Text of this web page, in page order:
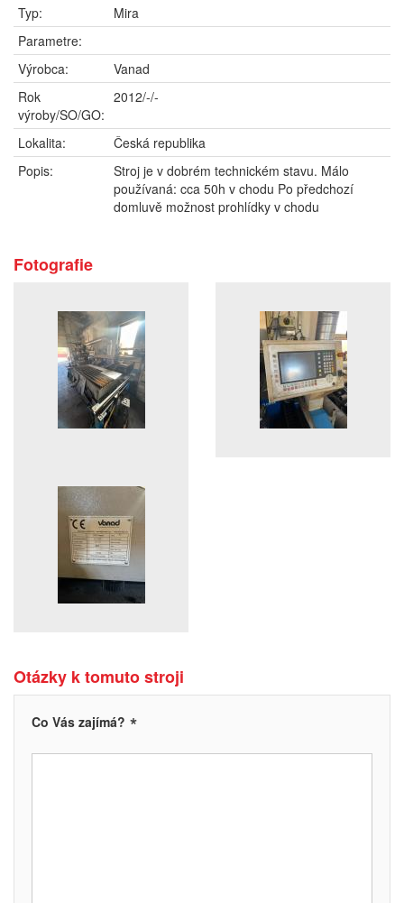
Typ:
Mira
Parametre:
Výrobca:
Vanad
Rok
výroby/SO/GO:
2012/-/-
Lokalita:
Česká republika
Popis:
Stroj je v dobrém technickém stavu. Málo
používaná: cca 50h v chodu Po předchozí
domluvě možnost prohlídky v chodu
Fotografie
Otázky k tomuto stroji
Co Vás zajímá? *